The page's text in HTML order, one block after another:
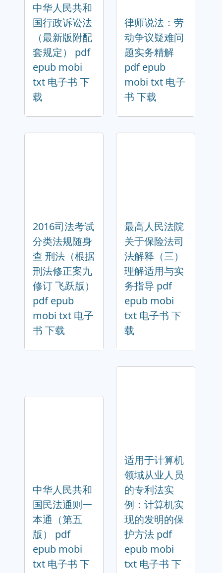
中华人民共和
国行政诉讼法
（最新版附配
套规定） pdf
epub mobi
txt 电子书 下
载
律师说法：劳
动争议疑难问
题实务精解
pdf epub
mobi txt 电子
书 下载
2016司法考试
分类法规随身
查 刑法（根据
刑法修正案九
修订 飞跃版）
pdf epub
mobi txt 电子
书 下载
最高人民法院
关于保险法司
法解释（三）
理解适用与实
务指导 pdf
epub mobi
txt 电子书 下
载
中华人民共和
国民法通则一
本通（第五
版） pdf
epub mobi
txt 电子书 下
适用于计算机
领域从业人员
的专利法实
例：计算机实
现的发明的保
护方法 pdf
epub mobi
txt 电子书 下